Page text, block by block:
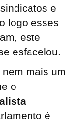
e
logo esses
este
esfacelou.
mais um
o
é